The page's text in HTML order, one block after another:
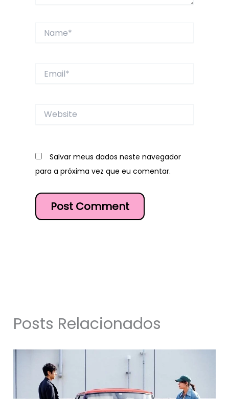
Website
Salvar meus dados neste navegador
para a próxima vez que eu comentar.
Posts Relacionados